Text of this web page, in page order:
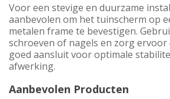
Voor een stevige en duurzame
aanbevolen om het tuinscherm op
metalen frame te bevestigen.
schroeven of nagels en zorg ervoor
goed aansluit voor optimale
afwerking.
Aanbevolen Producten